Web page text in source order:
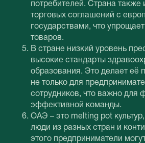
потребителей. Страна
торговых соглашений с
государствами, что
товаров.
В стране низкий уровень
высокие стандарты
образования. Это делает её
не только для
сотрудников, что важно для
эффективной команды.
ОАЭ – это melting pot
люди из разных стран и
этого предприниматели